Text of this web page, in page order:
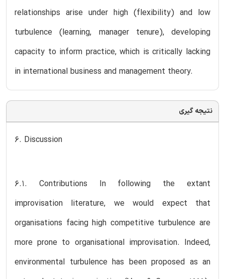
relationships arise under high (flexibility) and low
turbulence (learning, manager tenure), developing
capacity to inform practice, which is critically lacking
in international business and management theory.
نتیجه گیری
6. Discussion
6.1. Contributions In following the extant
improvisation literature, we would expect that
organisations facing high competitive turbulence are
more prone to organisational improvisation. Indeed,
environmental turbulence has been proposed as an